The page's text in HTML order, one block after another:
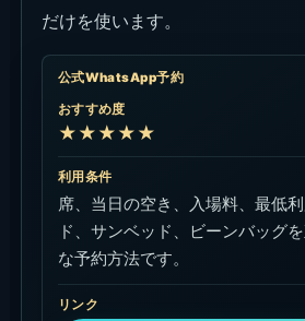
だけを使います。
公式WhatsApp予約
おすすめ度
★★★★★
利用条件
席、当日の空き、入場料、最低
ド、サンベッド、ビーンバッグ
な予約方法です。
リンク